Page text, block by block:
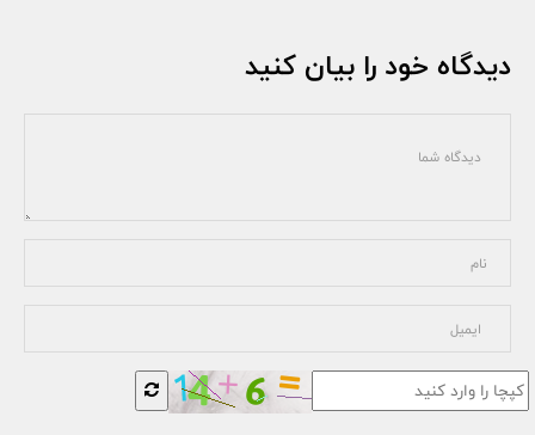
دیدگاه خود را بیان کنید